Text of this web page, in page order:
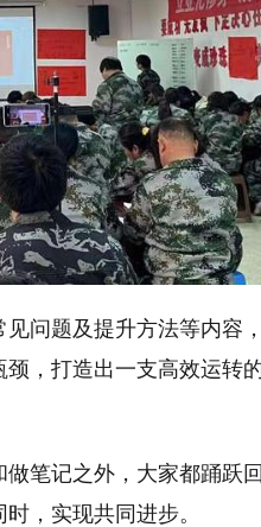
问题及提升方法等内容
，打造出一支高效运转
笔记之外，大家都踊跃
，实现共同进步。